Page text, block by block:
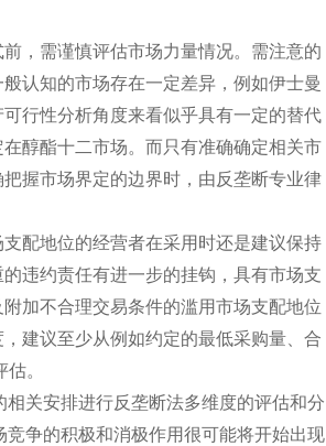
，需谨慎评估市场力量情况。需注意的
认知的市场存在一定差异，例如伊士曼
行性分析角度来看似乎具有一定的替代
醇酯十二市场。而只有准确确定相关市
握市场界定的边界时，由反垄断专业律
配地位的经营者在采用时还是建议保持
违约责任有进一步的挂钩，具有市场支
加不合理交易条件的滥用市场支配地位
建议至少从例如约定的最低采购量、合
。
关安排进行反垄断法多维度的评估和分
争的积极和消极作用很可能将开始出现